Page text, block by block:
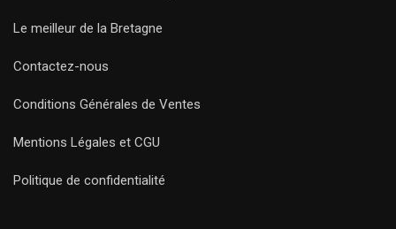
Le meilleur de la Bretagne
Contactez-nous
Conditions Générales de Ventes
Mentions Légales et CGU
Politique de confidentialité